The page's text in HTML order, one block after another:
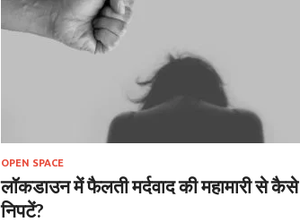
OPEN SPACE
लॉकडाउन में फैलती मर्दवाद की महामारी से कैसे
निपटें?